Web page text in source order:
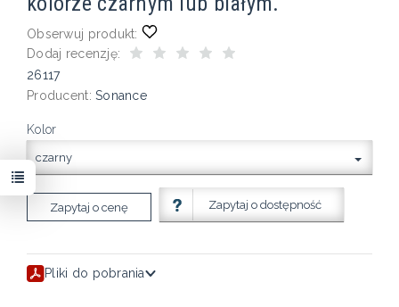
Obserwuj produkt:
Dodaj recenzję:
26117
Producent: Sonance
Kolor
czarny
Zapytaj o cenę Zapytaj o dostępność
Pliki do pobrania